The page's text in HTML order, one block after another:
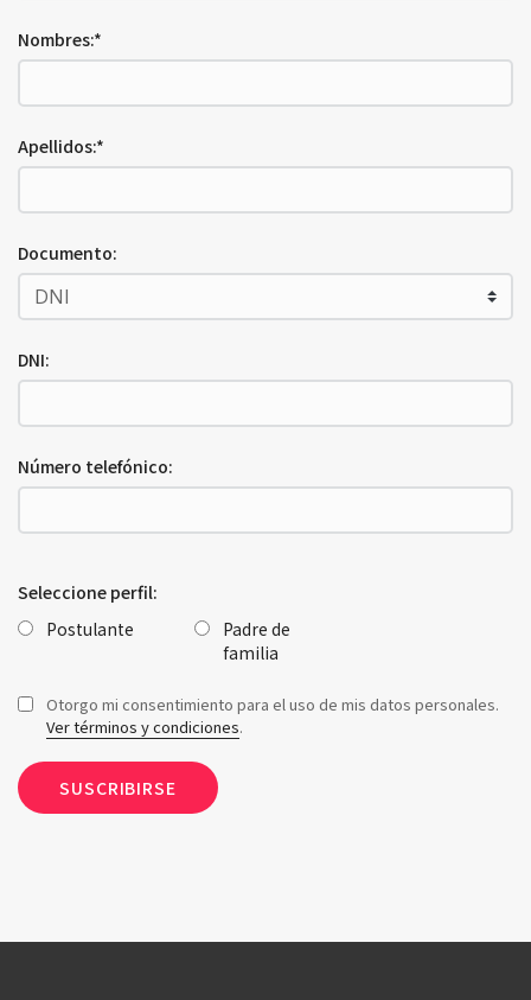
Nombres:*
Apellidos:*
Documento:
DNI:
Número telefónico:
Seleccione perfil:
Postulante
Padre de
familia
Otorgo mi consentimiento para el uso de mis datos personales.
Ver términos y condiciones.